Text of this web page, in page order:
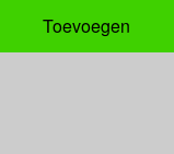
Toevoegen